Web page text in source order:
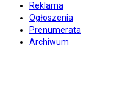
Reklama
Ogłoszenia
Prenumerata
Archiwum